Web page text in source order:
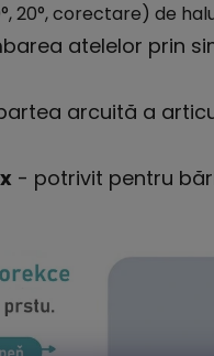
20°, corectare) de
atelelor prin
arcuită a
- potrivit pentru